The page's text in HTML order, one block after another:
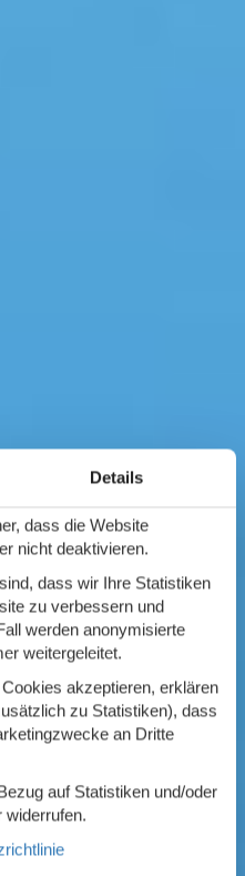
Details
dass die Website
nicht deaktivieren.
dass wir Ihre Statistiken
zu verbessern und
werden anonymisierte
weitergeleitet.
akzeptieren, erklären
zu Statistiken), dass
an Dritte
auf Statistiken und/oder
widerrufen.